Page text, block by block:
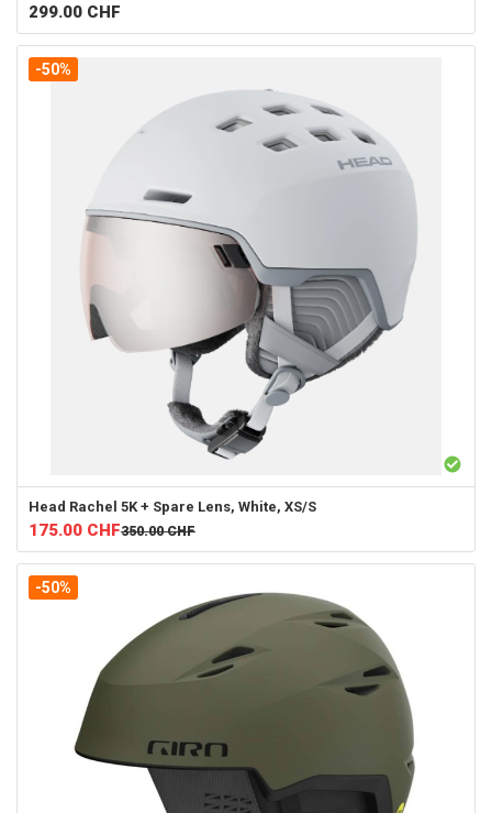
299.00 CHF
-50%
Head Rachel 5K + Spare Lens, White, XS/S
175.00 CHF350.00 CHF
-50%